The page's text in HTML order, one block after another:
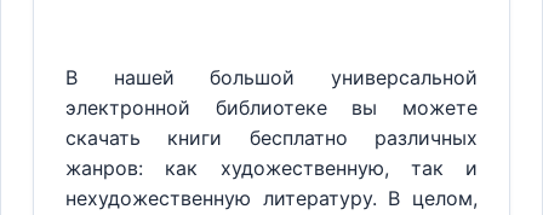
В нашей большой универсальной
электронной библиотеке вы можете
скачать книги бесплатно различных
жанров: как художественную, так и
нехудожественную литературу. В целом,